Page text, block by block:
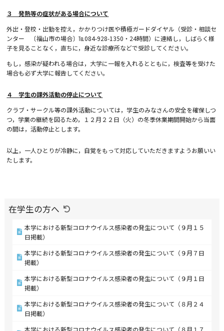
３ 発熱等の症状がある場合について
外出・登校・出勤を控え，かかりつけ医や積極ガードダイヤル（受診・相談セ
ンター 〔福山市の場合〕℡084-928-1350 ・ 24時間）に連絡し，しばらく様
子を見ることなく，直ちに，身近な診療所などで受診してください。
もし，感染が疑われる場合は，大学に一報を入れるとともに，検査等を受けた
場合も必ず大学に報告してください。
４ 学生の課外活動の停止について
クラブ・サークル等の課外活動については，学生のみなさんの安全を確保しつ
つ，学業の継続を図るため，１２月２２日（火）の冬季休業期間開始から当面
の間は，活動停止とします。
以上，一人ひとりが冷静に，自覚をもって対応していただきますようお願いい
たします。
在学生の方へ
本学における新型コロナウイルス感染者の発生について（９月１５
日掲載）
本学における新型コロナウイルス感染者の発生について（９月７日
掲載）
本学における新型コロナウイルス感染者の発生について（９月１日
掲載）
本学における新型コロナウイルス感染者の発生について（８月２４
日掲載）
本学における新型コロナウイルス感染者の発生について（８月１７